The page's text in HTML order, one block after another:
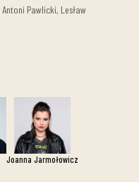
Pawlicki, Lesław
Joanna Jarmołowicz